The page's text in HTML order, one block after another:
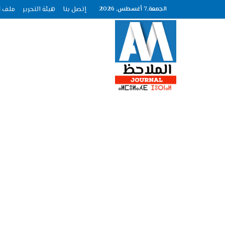
الجمعة,7 أغسطس, 2026 إتصل بنا هيئة التحرير ملف